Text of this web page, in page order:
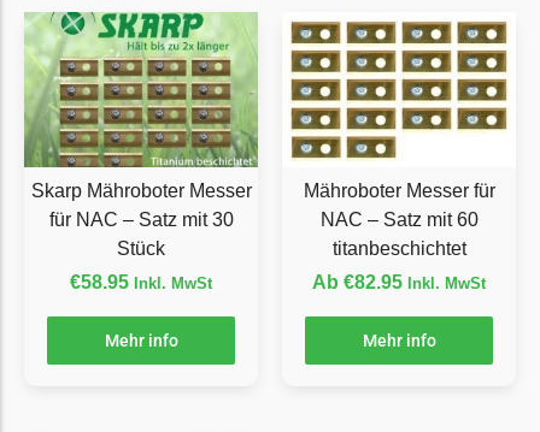
Kress
Kress Messer
Begrenzungsdraht
LandXcape
LandXcape Messer
Begrenzungsdraht
LawnBott
Begrenzungsdraht
Skarp Mähroboter Messer
für NAC – Satz mit 30
Stück
€58.95 Inkl. MwSt
Mehr info
Mähroboter Messer für
NAC – Satz mit 60
titanbeschichtet
Ab €82.95 Inkl. MwSt
Mehr info